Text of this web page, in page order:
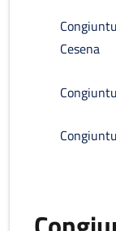
Cesena